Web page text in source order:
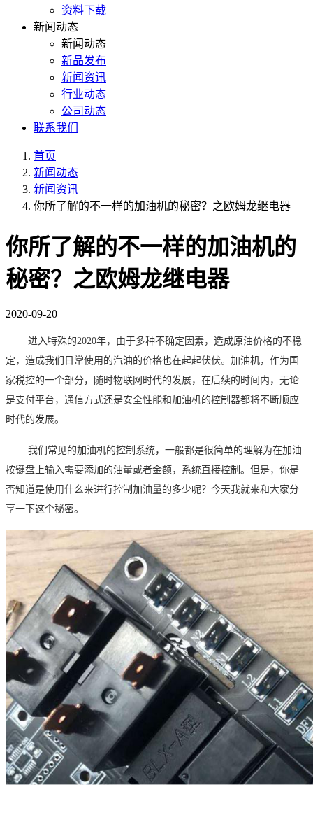
资料下载
新闻动态
新闻动态
新品发布
新闻资讯
行业动态
公司动态
联系我们
首页
新闻动态
新闻资讯
你所了解的不一样的加油机的秘密？之欧姆龙继电器
你所了解的不一样的加油机的
秘密？之欧姆龙继电器
2020-09-20
进入特殊的2020年，由于多种不确定因素，造成原油价格的不稳
定，造成我们日常使用的汽油的价格也在起起伏伏。加油机，作为国
家税控的一个部分，随时物联网时代的发展，在后续的时间内，无论
是支付平台，通信方式还是安全性能和加油机的控制器都将不断顺应
时代的发展。
我们常见的加油机的控制系统，一般都是很简单的理解为在加油
按键盘上输入需要添加的油量或者金额，系统直接控制。但是，你是
否知道是使用什么来进行控制加油量的多少呢？今天我就来和大家分
享一下这个秘密。